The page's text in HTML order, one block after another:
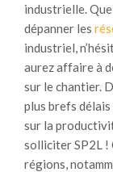
industrielle.
dépanner les
industriel,
aurez affaire à
sur le chantier.
plus brefs délais
sur la
solliciter SP2L !
régions,